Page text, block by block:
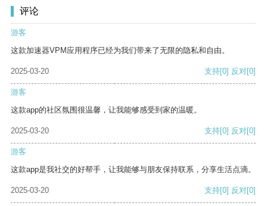
评论
游客
这款加速器VPM应用程序已经为我们带来了无限的隐私和自由。
2025-03-20 支持[0] 反对[0]
游客
这款app的社区氛围很温馨，让我能够感受到家的温暖。
2025-03-20 支持[0] 反对[0]
游客
这款app是我社交的好帮手，让我能够与朋友保持联系，分享生活点滴。
2025-03-20 支持[0] 反对[0]